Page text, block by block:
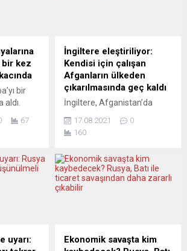
Savunma Bakanlığı sözcüsü
bir açıklama yaparak
Savunma Bakanı Annegret
Kramp-Karrenbauer’in
askeri...
bir kez
bir
aldı.
67
İngiltere eleştiriliyor:
Kendisi için çalışan
Afganların ülkeden
çıkarılmasında geç kaldı
İngiltere, Afganistan’da
personeli için çalışan
Afganların ülkeden güvenli
kalmakla eleştiriliyor.
Afganistan İçişleri
Bakanlığının eski kıdemli
yardım eden Afganların
güvenliğinin sağlanarak
17.08.2021
0
160
uyarı:
Ekonomik savaşta kim